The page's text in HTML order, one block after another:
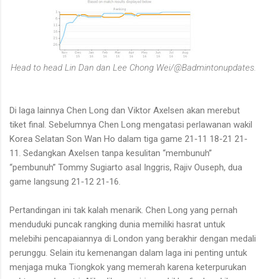
Head to head Lin Dan dan Lee Chong Wei/@Badmintonupdates.
Di laga lainnya Chen Long dan Viktor Axelsen akan merebut
tiket final. Sebelumnya Chen Long mengatasi perlawanan wakil
Korea Selatan Son Wan Ho dalam tiga game 21-11 18-21 21-
11. Sedangkan Axelsen tanpa kesulitan “membunuh”
“pembunuh” Tommy Sugiarto asal Inggris, Rajiv Ouseph, dua
game langsung 21-12 21-16.
Pertandingan ini tak kalah menarik. Chen Long yang pernah
menduduki puncak rangking dunia memiliki hasrat untuk
melebihi pencapaiannya di London yang berakhir dengan medali
perunggu. Selain itu kemenangan dalam laga ini penting untuk
menjaga muka Tiongkok yang memerah karena keterpurukan